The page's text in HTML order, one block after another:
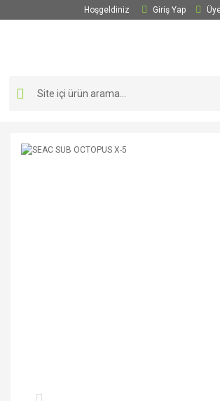
Hoşgeldiniz Giriş Yap